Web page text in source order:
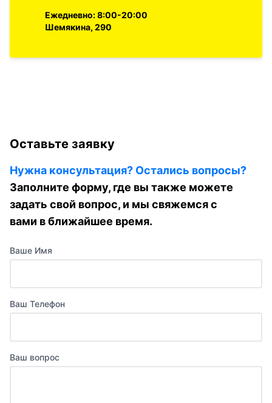
Ежедневно: 8:00-20:00
Шемякина, 290
Оставьте заявку
Нужна консультация? Остались вопросы?
Заполните форму, где вы также можете
задать свой вопрос, и мы свяжемся с
вами в ближайшее время.
Ваше Имя
Ваш Телефон
Ваш вопрос